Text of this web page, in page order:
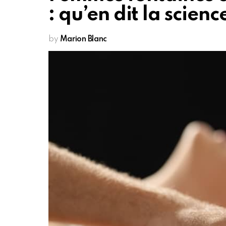
: qu’en dit la
by Marion Blanc